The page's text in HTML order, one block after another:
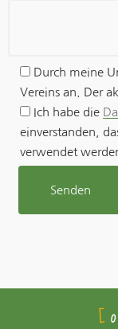
Durch meine
Vereins an. Der
Ich habe die
einverstanden,
verwendet